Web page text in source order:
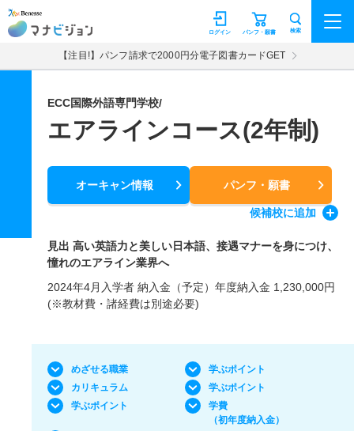
マナビジョン パンフ・願書
ログイン 検索
【注目!】パンフ請求で2000円分電子図書カードGET
ECC国際外語専門学校/
エアラインコース(2年制)
オーキャン情報 パンフ・願書
候補校に追加
見出 高い英語力と美しい日本語、接遇マナーを身につけ、
憧れのエアライン業界へ
2024年4月入学者 納入金（予定）年度納入金 1,230,000円
(※教材費・諸経費は別途必要)
めざせる職業
学ぶポイント
カリキュラム
学ぶポイント
学ぶポイント
学費
（初年度納入金）